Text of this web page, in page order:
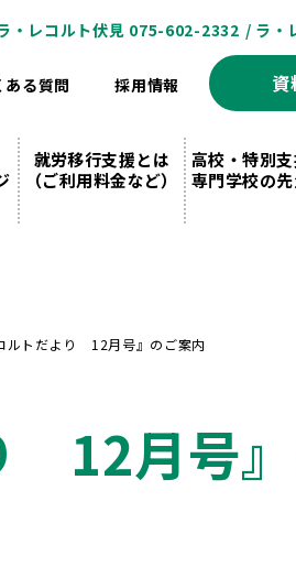
・レコルト伏見 075-602-2332 / ラ・
ある質問 採用情報 資
就労移行支援とは
（ご利用料金など）
高校・特別
専門学校の
ルトだより 12月号』のご案内
12月号